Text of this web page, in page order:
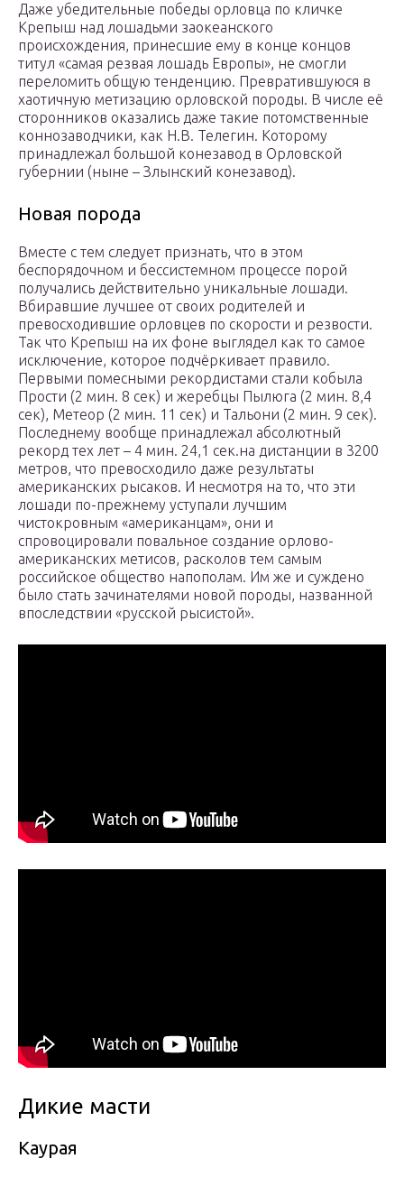
Даже убедительные победы орловца по кличке
Крепыш над лошадьми заокеанского
происхождения, принесшие ему в конце концов
титул «самая резвая лошадь Европы», не смогли
переломить общую тенденцию. Превратившуюся в
хаотичную метизацию орловской породы. В числе её
сторонников оказались даже такие потомственные
коннозаводчики, как Н.В. Телегин. Которому
принадлежал большой конезавод в Орловской
губернии (ныне – Злынский конезавод).
Новая порода
Вместе с тем следует признать, что в этом
беспорядочном и бессистемном процессе порой
получались действительно уникальные лошади.
Вбиравшие лучшее от своих родителей и
превосходившие орловцев по скорости и резвости.
Так что Крепыш на их фоне выглядел как то самое
исключение, которое подчёркивает правило.
Первыми помесными рекордистами стали кобыла
Прости (2 мин. 8 сек) и жеребцы Пылюга (2 мин. 8,4
сек), Метеор (2 мин. 11 сек) и Тальони (2 мин. 9 сек).
Последнему вообще принадлежал абсолютный
рекорд тех лет – 4 мин. 24,1 сек.на дистанции в 3200
метров, что превосходило даже результаты
американских рысаков. И несмотря на то, что эти
лошади по-прежнему уступали лучшим
чистокровным «американцам», они и
спровоцировали повальное создание орлово-
американских метисов, расколов тем самым
российское общество напополам. Им же и суждено
было стать зачинателями новой породы, названной
впоследствии «русской рысистой».
Дикие масти
Каурая